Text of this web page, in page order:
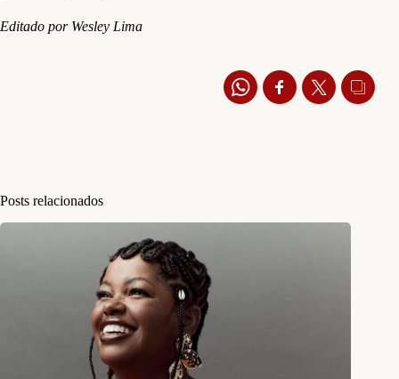
Editado por Wesley Lima
Posts relacionados